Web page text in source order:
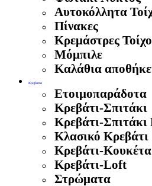
Αυτοκόλλητα
Πίνακες
Κρεμάστρες
Μόμπιλε
Καλάθια
Κρεβάτια
Ετοιμοπαράδοτα
Κρεβάτι-Σπιτάκι
Κρεβάτι-
Κλασικό Κρεβάτι
Κρεβάτι-Κουκέτα
Κρεβάτι-Loft
Στρώματα